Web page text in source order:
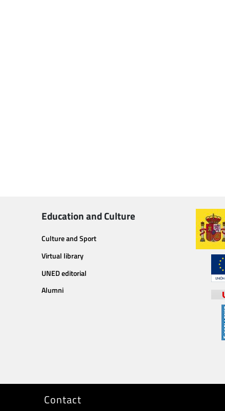
Education and Culture
Culture and Sport
Virtual library
UNED editorial
Alumni
Contact